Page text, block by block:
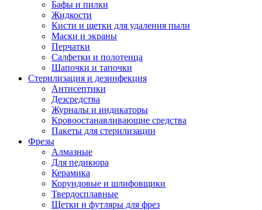
Бафы и пилки
Жидкости
Кисти и щетки для удаления пыли
Маски и экраны
Перчатки
Салфетки и полотенца
Шапочки и тапочки
Стерилизация и дезинфекция
Антисептики
Дезсредства
Журналы и индикаторы
Кровоостанавливающие средства
Пакеты для стерилизации
Фрезы
Алмазные
Для педикюра
Керамика
Корундовые и шлифовщики
Твердосплавные
Щетки и футляры для фрез